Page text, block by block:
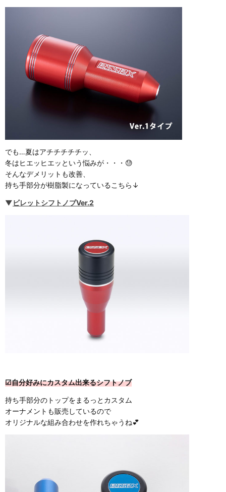
でも…夏はアチチチチチッ、
冬はヒエッヒエッという悩みが・・・😓
そんなデメリットも改善、
持ち手部分が樹脂製になっているこちら↓
▼ビレットシフトノブVer.2
☑自分好みにカスタム出来るシフトノブ
持ち手部分のトップをまるっとカスタム
オーナメントも販売しているので
オリジナルな組み合わせを作れちゃうね💕